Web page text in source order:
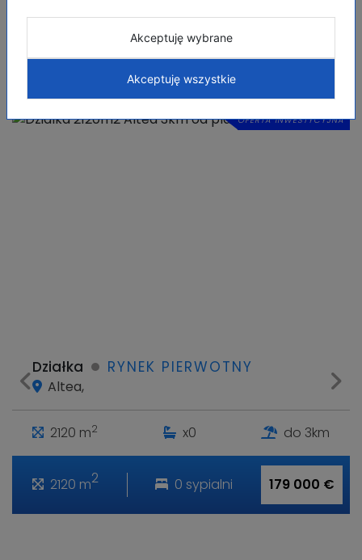
Podobne ogłoszenia
OFERTA INWESTYCYJNA
Działka RYNEK PIERWOTNY
Altea,
2120 m2 x0 do 3km
2120 m2 0 sypialni 179 000 €
Akceptuję wybrane
Akceptuję wszystkie